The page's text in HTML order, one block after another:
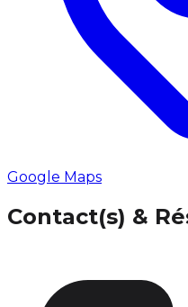
Google Maps
Contact(s) &